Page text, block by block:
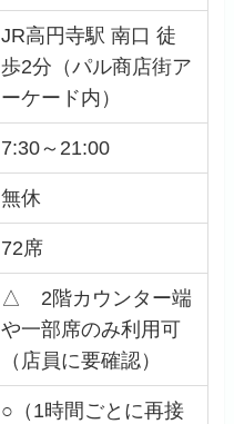
JR高円寺駅 南口 徒
歩2分（パル商店街ア
ーケード内）
7:30～21:00
無休
72席
△ 2階カウンター端
や一部席のみ利用可
（店員に要確認）
○（1時間ごとに再接